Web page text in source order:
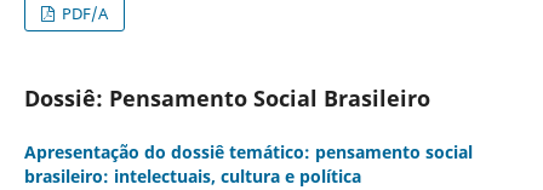
PDF/A
Dossiê: Pensamento Social Brasileiro
Apresentação do dossiê temático: pensamento social
brasileiro: intelectuais, cultura e política